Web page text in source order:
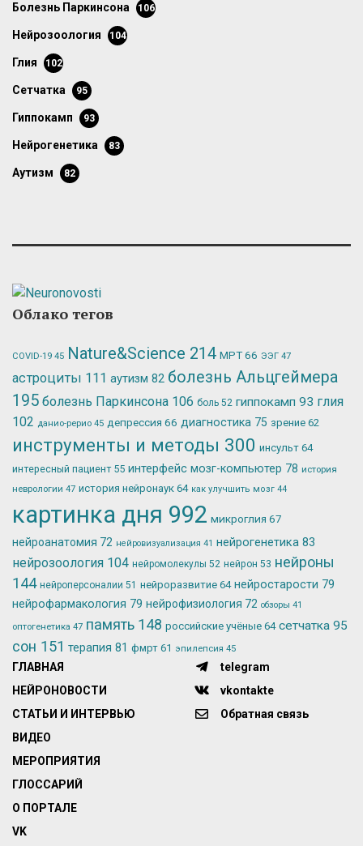
болезнь Паркинсона 106
нейрозоология 104
глия 102
сетчатка 95
гиппокамп 93
нейрогенетика 83
аутизм 82
Облако тегов
COVID-19 45 Nature&Science 214 МРТ66 ЭЭГ 47
астроциты 111 аутизм 82 болезнь Альцгеймера
195 болезнь Паркинсона 106 боль 52 гиппокамп 93 глия
102 данио-рерио 45 депрессия 66 диагностика 75 зрение 62
инструменты и методы 300 инсульт 64
интересный пациент 55 интерфейс мозг-компьютер 78 история
неврологии 47 история нейронаук 64 как улучшить мозг 44
картинка дня 992 микроглия 67
нейроанатомия 72 нейровизуализация 41 нейрогенетика 83
нейрозоология 104 нейромолекулы 52 нейрон 53 нейроны
144 нейроперсоналии 51 нейроразвитие 64 нейростарости 79
нейрофармакология 79 нейрофизиология 72 обзоры 41
оптогенетика 47 память 148 российские учёные 64 сетчатка 95
сон 151 терапия 81 фмрт 61 эпилепсия 45
ГЛАВНАЯ
НЕЙРОНОВОСТИ
СТАТЬИ И ИНТЕРВЬЮ
ВИДЕО
МЕРОПРИЯТИЯ
ГЛОССАРИЙ
О ПОРТАЛЕ
VK
telegram
vkontakte
Обратная связь